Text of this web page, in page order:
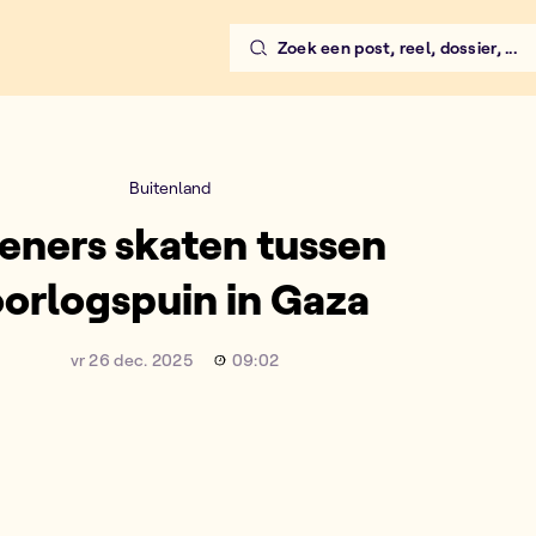
Zoek een post, reel, dossier, ...
Buitenland
skaten tussen
in Gaza
vr 26 dec. 2025 09:02